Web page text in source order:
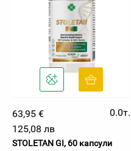
63,95 €
0.0т.
125,08 лв
STOLETAN GI, 60 капсули